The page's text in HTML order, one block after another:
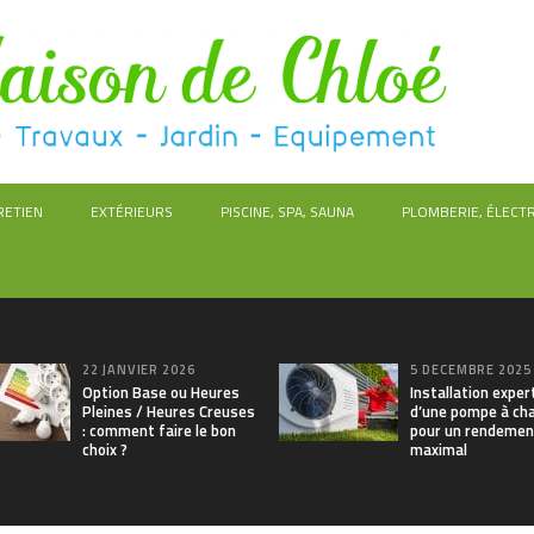
EXTÉRIEURS PISCINE, SPA, SAUNA PLOMBERIE,
22 JANVIER 2026
Option Base ou Heures
Pleines / Heures Creuses
: comment faire le bon
choix ?
5 DÉCEMBRE 2025
Installation
d’une pompe à
pour un
maximal